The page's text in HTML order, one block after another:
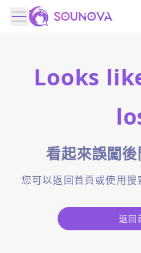
Looks
看起來誤闖
您可以返回首頁或使用
返回